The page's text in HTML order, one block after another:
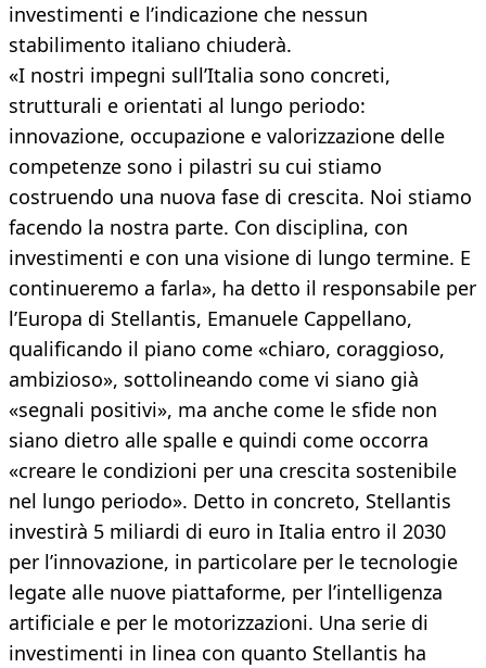
investimenti e l’indicazione che nessun
stabilimento italiano chiuderà.
«I nostri impegni sull’Italia sono concreti,
strutturali e orientati al lungo periodo:
innovazione, occupazione e valorizzazione delle
competenze sono i pilastri su cui stiamo
costruendo una nuova fase di crescita. Noi stiamo
facendo la nostra parte. Con disciplina, con
investimenti e con una visione di lungo termine. E
continueremo a farla», ha detto il responsabile per
l’Europa di Stellantis, Emanuele Cappellano,
qualificando il piano come «chiaro, coraggioso,
ambizioso», sottolineando come vi siano già
«segnali positivi», ma anche come le sfide non
siano dietro alle spalle e quindi come occorra
«creare le condizioni per una crescita sostenibile
nel lungo periodo». Detto in concreto, Stellantis
investirà 5 miliardi di euro in Italia entro il 2030
per l’innovazione, in particolare per le tecnologie
legate alle nuove piattaforme, per l’intelligenza
artificiale e per le motorizzazioni. Una serie di
investimenti in linea con quanto Stellantis ha